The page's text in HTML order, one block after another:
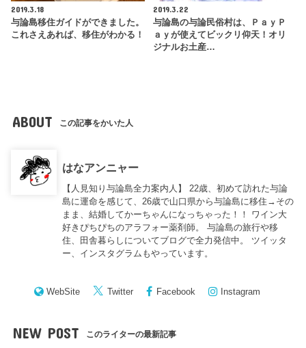
2019.3.18
与論島移住ガイドができました。
これさえあれば、移住がわかる！
2019.3.22
与論島の与論民俗村は、ＰａｙＰ
ａｙが使えてビックリ仰天！オリ
ジナルお土産…
ABOUT この記事をかいた人
はなアンニャー
【人見知り与論島全力案内人】 22歳、初めて訪れた与論
島に運命を感じて、26歳で山口県から与論島に移住→その
まま、結婚してかーちゃんになっちゃった！！ ワイン大
好きぴちぴちのアラフォー薬剤師。 与論島の旅行や移
住、田舎暮らしについてブログで全力発信中。 ツイッタ
ー、インスタグラムもやっています。
WebSite Twitter Facebook Instagram
NEW POST このライターの最新記事